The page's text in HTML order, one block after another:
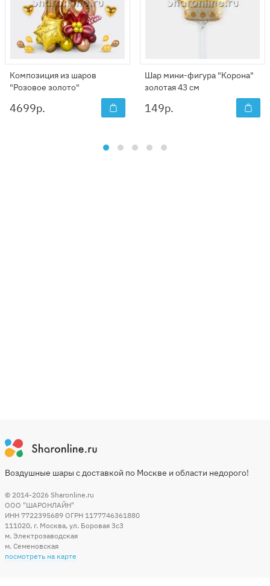
Композиция из шаров
"Розовое золото"
4699р.
Шар мини-фигура "Корона"
золотая 43 см
149р.
Воздушные шары с доставкой по Москве и области недорого!
© 2014-2026 Sharonline.ru
ООО "ШАРОНЛАЙН"
ИНН 7722395689 ОГРН 1177746361880
111020, г. Москва, ул. Боровая 3c3
м. Электрозаводская
м. Семеновская
посмотреть на карте